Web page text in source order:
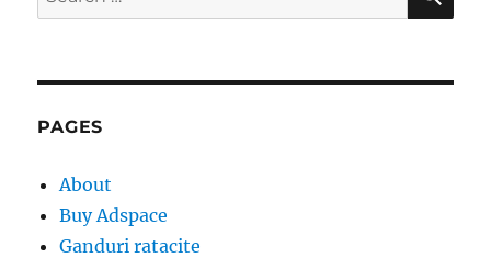
for:
PAGES
About
Buy Adspace
Ganduri ratacite